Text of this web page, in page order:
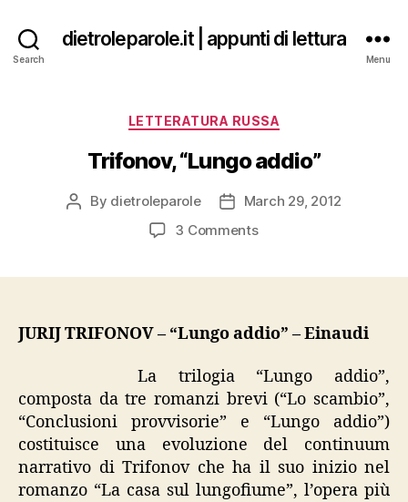
Search
dietroleparole.it | appunti di lettura
Menu
Categories
LETTERATURA RUSSA
Trifonov, “Lungo addio”
Post
By dietroleparole
PostMarch 29, 2012
3 Commentson
JURIJ TRIFONOV – “Lungo addio” – Einaudi
La trilogia “Lungo addio”,
composta da tre romanzi brevi (“Lo scambio”,
“Conclusioni provvisorie” e “Lungo addio”)
costituisce una evoluzione del continuum
narrativo di Trifonov che ha il suo inizio nel
romanzo “La casa sul lungofiume”, l’opera più